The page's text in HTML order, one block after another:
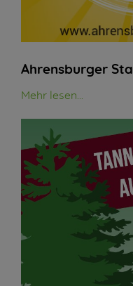
Ahrensburger
Mehr lesen...